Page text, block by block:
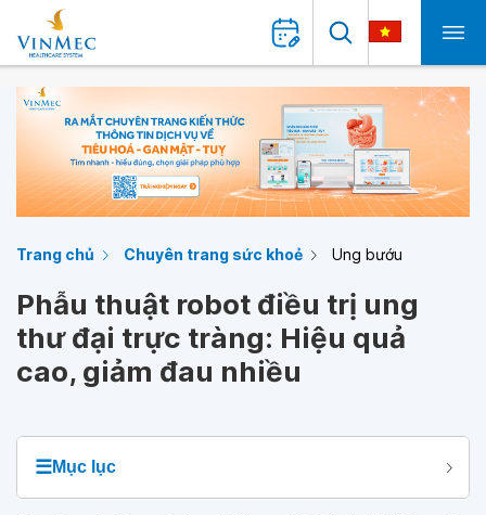
Trang chủ Chuyên trang sức khoẻ Ung bướu
Phẫu thuật robot điều trị ung
thư đại trực tràng: Hiệu quả
cao, giảm đau nhiều
☰Mục lục